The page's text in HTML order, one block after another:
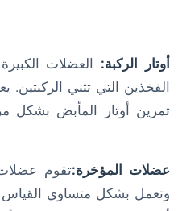
- أوتار الركبة:
العضلات
الفخذين التي تثني
تمرين أوتار المأبض بشكل
- عضلات المؤخرة:تقوم عضلات
وتعمل بشكل متساوي القياس